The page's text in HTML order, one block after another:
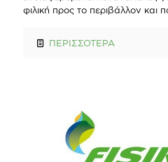
φιλική προς το περιβάλλον και
ΠΕΡΙΣΣΟΤΕΡΑ